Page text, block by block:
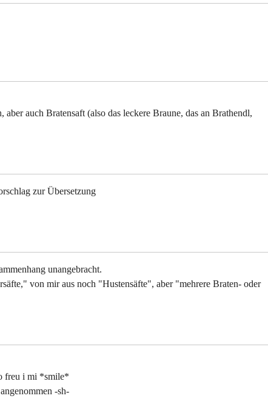
auch Bratensaft (also das leckere Braune, das an Brathendl,
zur Übersetzung
unangebracht.
von mir aus noch "Hustensäfte", aber "mehrere Braten- oder
freu i mi *smile*
-sh-